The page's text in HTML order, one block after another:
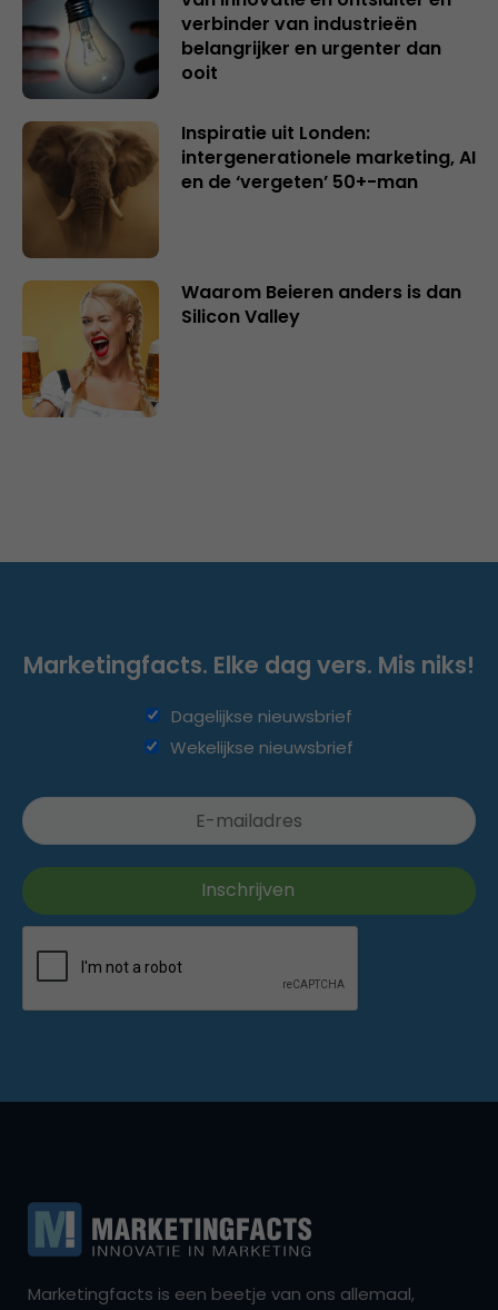
verbinder van industrieën
belangrijker en urgenter dan
ooit
Inspiratie uit Londen:
intergenerationele marketing, AI
en de ‘vergeten’ 50+-man
Waarom Beieren anders is dan
Silicon Valley
Marketingfacts. Elke dag vers. Mis niks!
Dagelijkse nieuwsbrief
Wekelijkse nieuwsbrief
Marketingfacts is een beetje van ons allemaal,